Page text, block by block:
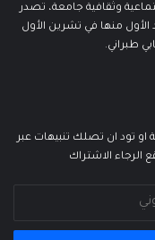
وثقافية جامعة، تصدر
منها في تشرين الأول
او تود ان تصلك تنبيهات عبر
الرجاء الاشتراك